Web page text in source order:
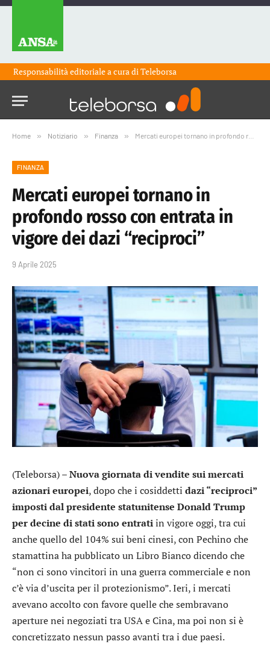
Responsabilità editoriale a cura diTeleborsa
Home » Notiziario » Finanza » Mercati europei tornano in profondo rosso con entrata in vigore dei dazi “reciproci”
FINANZA
Mercati europei tornano in
profondo rosso con entrata in
vigore dei dazi “reciproci”
9 Aprile 2025
(Teleborsa) –Nuova giornata di vendite sui mercati
azionari europei, dopo che i cosiddetti dazi “reciproci”
imposti dal presidente statunitense Donald Trump
per decine di stati sono entratiin vigore oggi, tra cui
anche quello del 104% sui beni cinesi, con Pechino che
stamattina ha pubblicato un Libro Bianco dicendo che
“non ci sono vincitori in una guerra commerciale e non
c’è via d’uscita per il protezionismo”. Ieri, i mercati
avevano accolto con favore quelle che sembravano
aperture nei negoziati tra USA e Cina, ma poi non si è
concretizzato nessun passo avanti tra i due paesi.